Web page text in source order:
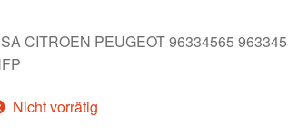
CITROEN PEUGEOT 96334565
Nicht vorrätig